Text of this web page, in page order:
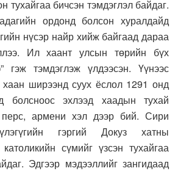
тухайгаа бичсэн тэмдэглэл байдаг.
ордонд болсон хуралдайд
нүсэр найр хийж байгаад дараа
Ил хаант улсын төрийн бүх
гэж тэмдэглэж үлдээсэн. Үүнээс
хаан ширээнд суух ёслол 1291 онд
болсноос эхлээд хаадын тухай
армени хэл дээр бий. Сири
гэргий Докуз хатны
сүмийг үзсэн тухайгаа
Эдгээр мэдээллийг зангидаад